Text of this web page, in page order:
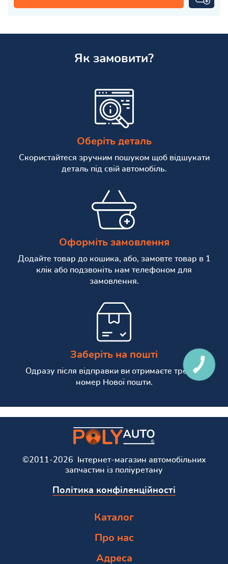
Як замовити?
Оберіть деталь
Скористайтеся зручним пошуком щоб відшукати
деталь під свій автомобіль.
Оформіть замовлення
Додайте товар до кошика, або, замовте товар в 1
клік або подзвоніть нам телефоном для
замовлення.
Заберіть на пошті
Одразу після відправки ви отримаєте трекінг
номер Нової пошти.
©2011-2026 Інтернет-магазин автомобільних
запчастин із поліуретану
Політика конфіленційності
Каталог
Про нас
Адреса
КНОПКА
СВЯЗИ